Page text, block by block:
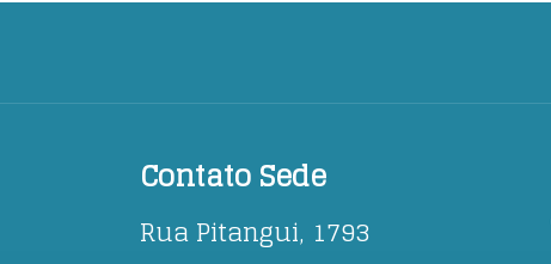
Contato Sede
Rua Pitangui, 1793